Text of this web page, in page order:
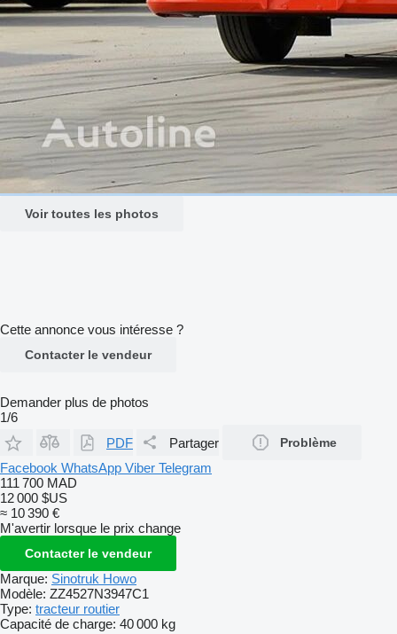
Voir toutes les photos
Cette annonce vous intéresse ?
Contacter le vendeur
Demander plus de photos
1/6
PDF
Partager Problème
Facebook WhatsApp Viber Telegram
111 700 MAD
12 000 $US
≈ 10 390 €
M'avertir lorsque le prix change
Contacter le vendeur
Marque: Sinotruk Howo
Modèle: ZZ4527N3947C1
Type: tracteur routier
Capacité de charge: 40 000 kg